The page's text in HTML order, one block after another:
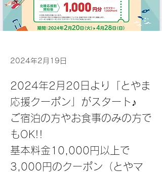
2024年2月19日
2024年2月20日より「とやま
応援クーポン」がスタート♪
ご宿泊の方やお食事のみの方で
もOK!!
基本料金10,000円以上で
3,000円のクーポン（とやマ